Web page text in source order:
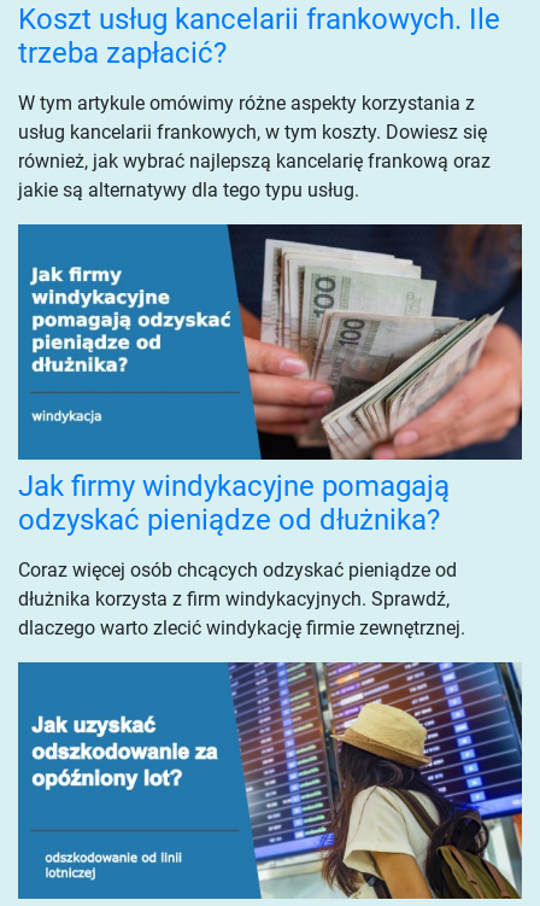
Koszt usług kancelarii frankowych. Ile
trzeba zapłacić?
W tym artykule omówimy różne aspekty korzystania z
usług kancelarii frankowych, w tym koszty. Dowiesz się
również, jak wybrać najlepszą kancelarię frankową oraz
jakie są alternatywy dla tego typu usług.
Jak firmy windykacyjne pomagają
odzyskać pieniądze od dłużnika?
Coraz więcej osób chcących odzyskać pieniądze od
dłużnika korzysta z firm windykacyjnych. Sprawdź,
dlaczego warto zlecić windykację firmie zewnętrznej.